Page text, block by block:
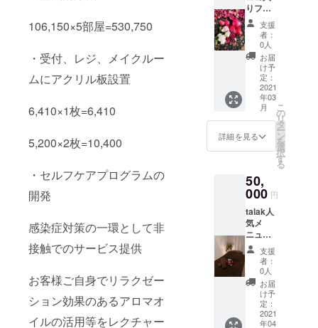
106,150×5部屋=530,750
・受付、レジ、メイクルー
ムにアクリル板設置
6,410×1枚=6,410
5,200×2枚=10,400
・セルフケアプログラムの
開発
感染症対策の一環として非
接触でのサービス提供
お客様ご自身でリラクゼー
ション効果のあるアロマオ
イルの活用等をレクチャー
る方に
は、更
に【ク
レイ足
浴】
サービ
スさせ
ていた
だきま
す。
来店い
ただけ
る方に
は更に
【クレ
イ足
浴】
サービ
スさせ
ていた
だきま
す。
りフェ
イスタ
オル】1
枚 【オ
リジナ
ルロー
ルオン
アロマ
】2本
のセッ
トとお
礼のお
手紙(ご
希望の
メール)
お送り
させて
いただ
きま
す。 ご
来店い
ただけ
る方に
は更に
【クレ
イ足
浴】
支援
者：
0人
お届
け予
定：
2021
年03
月
詳細を見る
こ
の
リ
タ
ー
ン
を
選
択
す
る
50,
000 円
talak人
気メ
ニュー
のフル
コース
180分
アロマ
＋リフ
レクソ
ロジー
＋フェ
支援
者：
0人
お届
け予
定：
2021
年04